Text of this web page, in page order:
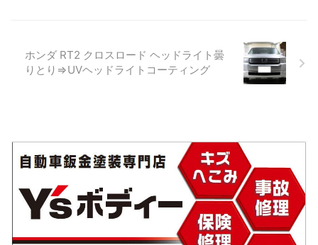
たり劣化していきます。 それ
が曇りや黄ばみの原因なんで
ライト取外 ...
て施工していた手前、わずか1
年程度でコーティング膜が剥
がれてきたとクレームを多数
には個別にご連絡をさせてい
ただき全てクレーム対応させ
ていただきます。 なお ...
ホンダ RT2 クロスロード ヘッドライト曇
りとり⇒UVヘッドライトコーティング